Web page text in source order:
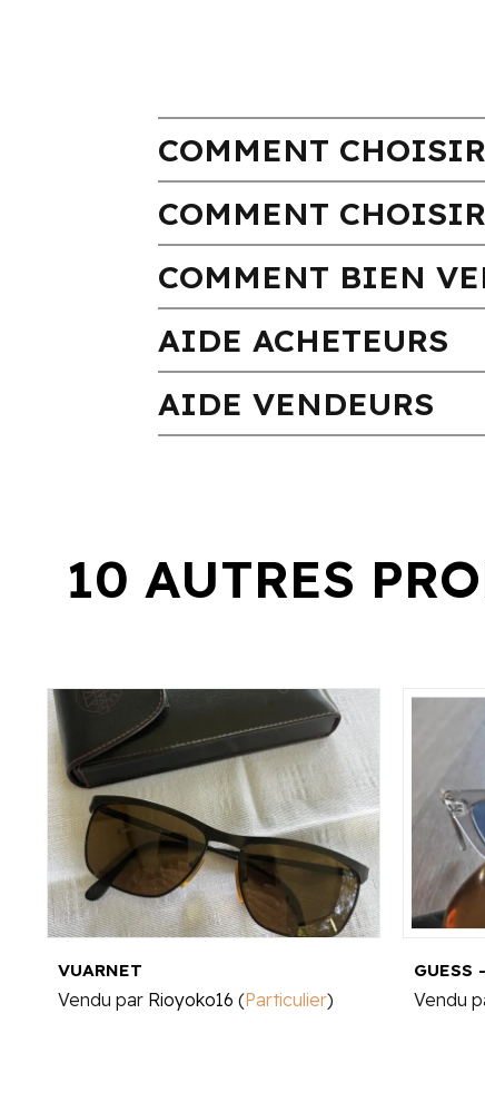
COMMENT
COMMENT
COMMENT BIEN
AIDE ACHETEURS
AIDE VENDEURS
10 AUTRES
VUARNET
Vendu par Rioyoko16 (Particulier)
GUESS
Vendu